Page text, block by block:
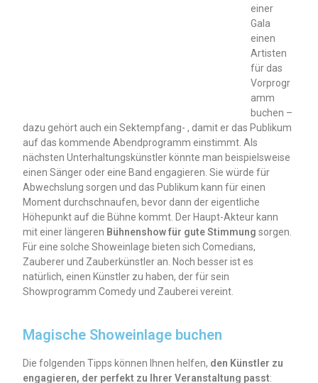
einer
Gala
einen
Artisten
für das
Vorprogr
amm
buchen –
dazu gehört auch ein Sektempfang- , damit er das Publikum
auf das kommende Abendprogramm einstimmt. Als
nächsten Unterhaltungskünstler könnte man beispielsweise
einen Sänger oder eine Band engagieren. Sie würde für
Abwechslung sorgen und das Publikum kann für einen
Moment durchschnaufen, bevor dann der eigentliche
Höhepunkt auf die Bühne kommt. Der Haupt-Akteur kann
mit einer längeren Bühnenshow für gute Stimmung sorgen.
Für eine solche Showeinlage bieten sich Comedians,
Zauberer und Zauberkünstler an. Noch besser ist es
natürlich, einen Künstler zu haben, der für sein
Showprogramm Comedy und Zauberei vereint.
Magische Showeinlage buchen
Die folgenden Tipps können Ihnen helfen, den Künstler zu
engagieren, der perfekt zu Ihrer Veranstaltung passt: